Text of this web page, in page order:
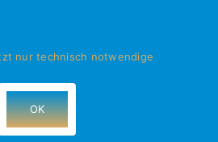
- JFG Donautal Bad Abbach e.V.
Bad Abbach
FacebookInstagram
nur technisch notwendige
OK